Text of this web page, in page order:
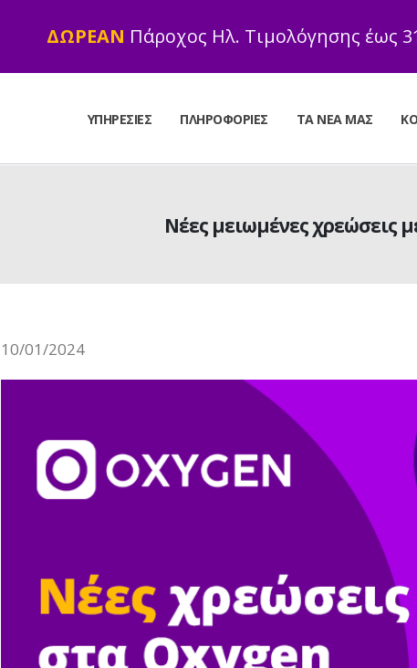
ΔΩΡΕΑΝ Πάροχος Ηλ. Τιμολόγησης έως
ΥΠΗΡΕΣΊΕΣ ΠΛΗΡΟΦΟΡΊΕΣ ΤΑ ΝΈΑ ΜΑΣ
Νέες μειωμένες χρεώσεις
10/01/2024